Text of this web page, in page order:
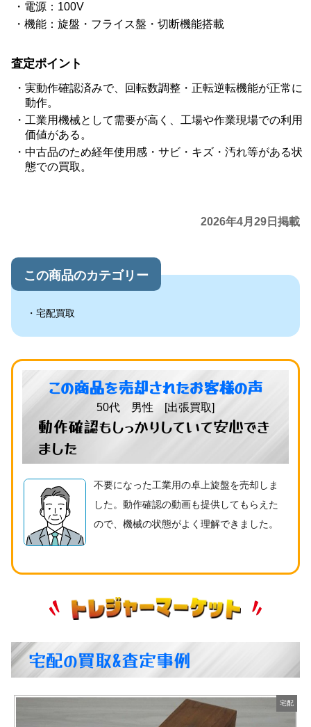
電源：100V
機能：旋盤・フライス盤・切断機能搭載
査定ポイント
実動作確認済みで、回転数調整・正転逆転機能が正常に
動作。
工業用機械として需要が高く、工場や作業現場での利用
価値がある。
中古品のため経年使用感・サビ・キズ・汚れ等がある状
態での買取。
2026年4月29日掲載
この商品のカテゴリー
宅配買取
この商品を売却されたお客様の声
50代 男性 [出張買取]
動作確認もしっかりしていて安心でき
ました
不要になった工業用の卓上旋盤を売却しま
した。動作確認の動画も提供してもらえた
ので、機械の状態がよく理解できました。
宅配の買取&査定事例
宅配